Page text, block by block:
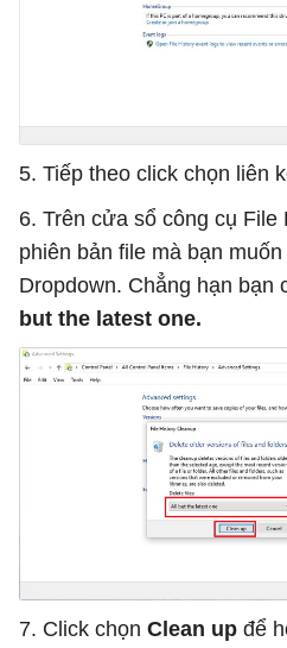
5. Tiếp theo click chọn liên
6. Trên cửa sổ công cụ File
phiên bản file mà bạn
Dropdown. Chẳng hạn bạn
but the latest one.
7. Click chọn Clean up để